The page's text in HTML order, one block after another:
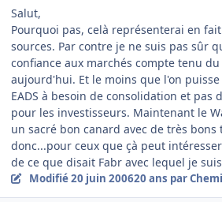
Salut,
Pourquoi pas, celà représenterai en
sources. Par contre je ne suis pas sûr
confiance aux marchés compte tenu
aujourd'hui. Et le moins que l'on
EADS à besoin de consolidation et pas
pour les investisseurs. Maintenant le
un sacré bon canard avec de très bons
donc...pour ceux que çà peut
de ce que disait Fabr avec lequel je
Modifié20 juin 200620 ans par